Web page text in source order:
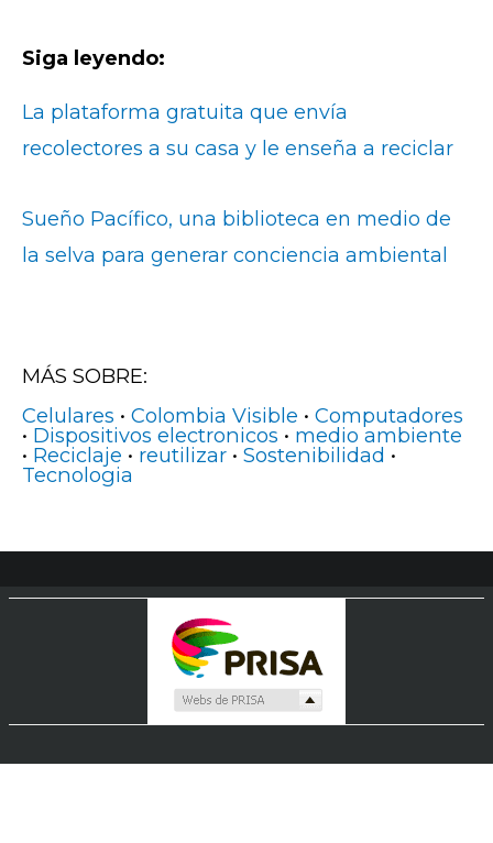
Siga leyendo:
La plataforma gratuita que envía
recolectores a su casa y le enseña a reciclar
Sueño Pacífico, una biblioteca en medio de
la selva para generar conciencia ambiental
MÁS SOBRE:
Celulares • Colombia Visible • Computadores
• Dispositivos electronicos • medio ambiente
• Reciclaje • reutilizar • Sostenibilidad •
Tecnologia